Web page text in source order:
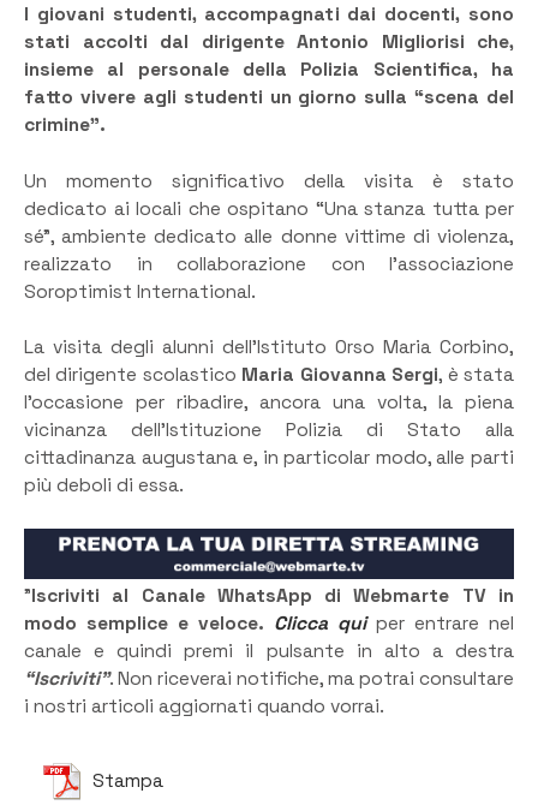
I giovani studenti, accompagnati dai docenti, sono
stati accolti dal dirigente Antonio Migliorisi che,
insieme al personale della Polizia Scientifica, ha
fatto vivere agli studenti un giorno sulla “scena del
crimine”.
Un momento significativo della visita è stato
dedicato ai locali che ospitano “Una stanza tutta per
sé”, ambiente dedicato alle donne vittime di violenza,
realizzato in collaborazione con l’associazione
Soroptimist International.
La visita degli alunni dell’Istituto Orso Maria Corbino,
del dirigente scolastico Maria Giovanna Sergi, è stata
l’occasione per ribadire, ancora una volta, la piena
vicinanza dell’Istituzione Polizia di Stato alla
cittadinanza augustana e, in particolar modo, alle parti
più deboli di essa.
”Iscriviti al Canale WhatsApp di Webmarte TV in
modo semplice e veloce. Clicca quiper entrare nel
canale e quindi premi il pulsante in alto a destra
“Iscriviti”. Non riceverai notifiche, ma potrai consultare
i nostri articoli aggiornati quando vorrai.
Stampa